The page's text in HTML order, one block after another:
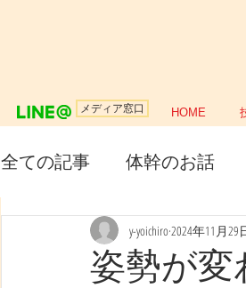
メディア窓口 HOME
全ての記事 体幹のお話
姿勢が変
y-yoichiro2024年11月29